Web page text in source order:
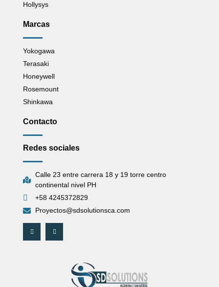
Hollysys
Marcas
Yokogawa
Terasaki
Honeywell
Rosemount
Shinkawa
Contacto
Redes sociales
Calle 23 entre carrera 18 y 19 torre centro
continental nivel PH
+58 4245372829
Proyectos@sdsolutionsca.com